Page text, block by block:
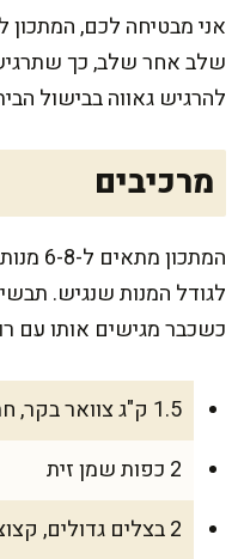
אני מבטיחה לכם,
שלב אחר שלב, כך
להרגיש גאווה בבישול
מרכיבים
לגודל המנות שנגיש.
כשכבר מגישים אותו עם
1.5 ק"ג צוואר בקר, חתוך לקוביות גדולות
2 כפות שמן זית
2 בצלים גדולים, קצוצים גס